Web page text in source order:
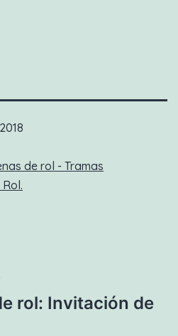
de rol - Tramas
rol: Invitación de